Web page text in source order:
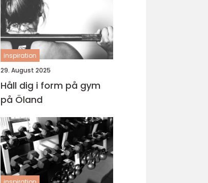
inspiration
29. August 2025
Håll dig i form på gym
på Öland